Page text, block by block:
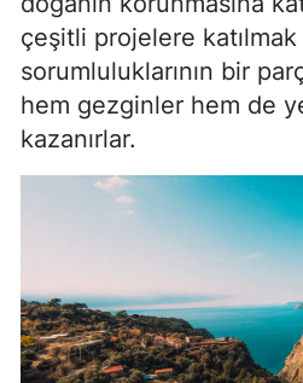
çeşitli projelere
sorumluluklarının bir
hem gezginler hem de
kazanırlar.